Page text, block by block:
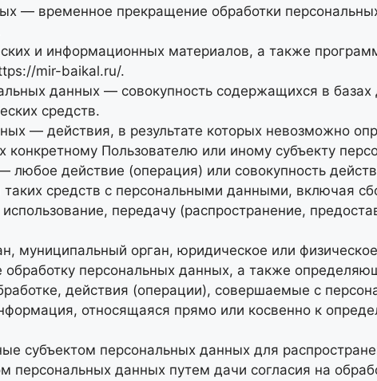
— временное прекращение обработки
и информационных материалов, а также
mir-baikal.ru/.
данных — совокупность содержащихся в
средств.
— действия, в результате которых невозможно
Пользователю или иному субъекту
любое действие (операция) или совокупность
таких средств с персональными данными, включая
передачу (распространение,
муниципальный орган, юридическое или
персональных данных, а также
действия (операции), совершаемые с
относящаяся прямо или косвенно к
субъектом персональных данных для
персональных данных путем дачи согласия на